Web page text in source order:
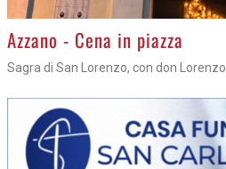
Azzano - Cena in piazza
Sagra di San Lorenzo, con don Lorenzo